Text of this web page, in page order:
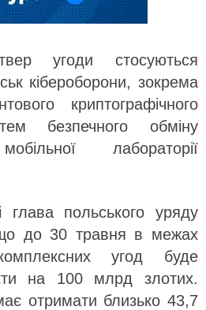
угоди стосуються
кібероборони, зокрема
криптографічного
безпечного обміну
лабораторії
глава польського уряду
до 30 травня в межах
угод буде
на 100 млрд злотих.
отримати близько 43,7